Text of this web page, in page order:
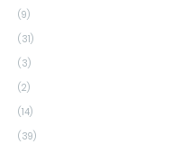
(9)
(31)
(3)
(2)
(14)
(39)